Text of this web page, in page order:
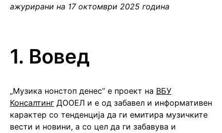
ажурирани на 17 октомври 2025 година
1. Вовед
„Музика нонстоп денес“ е проект на ВБУ
Консалтинг ДООЕЛ и е од забавел и информативен
карактер со тенденција да ги емитира музичките
вести и новини, а со цел да ги забавува и